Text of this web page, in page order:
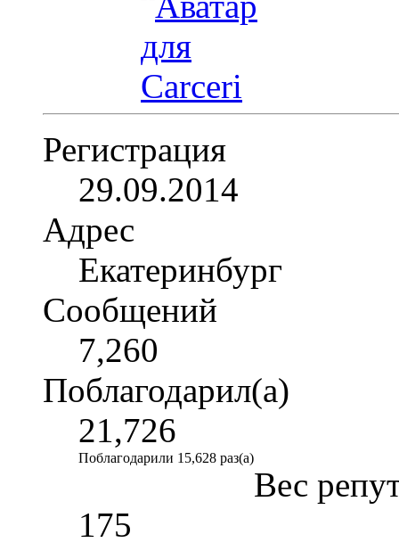
Регистрация
29.09.2014
Адрес
Екатеринбург
Сообщений
7,260
Поблагодарил(а)
21,726
Поблагодарили 15,628 раз(а)
Вес
175